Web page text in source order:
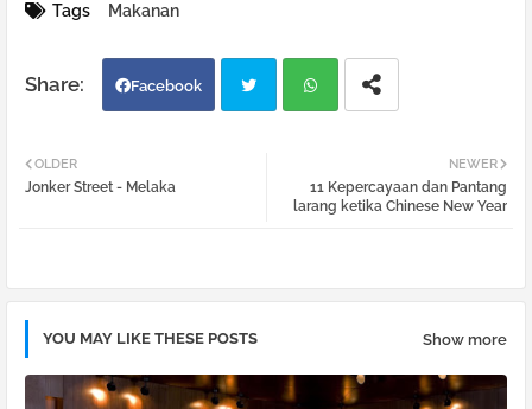
Tags Makanan
Facebook
atsa
NEWER
11 Kepercayaan dan Pantang
larang ketika Chinese New Year
OLDER
Jonker Street - Melaka
YOU MAY LIKE THESE POSTS Show more